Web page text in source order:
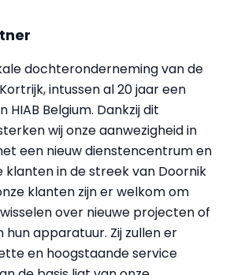
dochteronderneming van de
intussen al 20 jaar een
Belgium. Dankzij dit
wij onze aanwezigheid in
een nieuw dienstencentrum en
in de streek van Doornik
klanten zijn er welkom om
over nieuwe projecten of
apparatuur. Zij zullen er
en hoogstaande service